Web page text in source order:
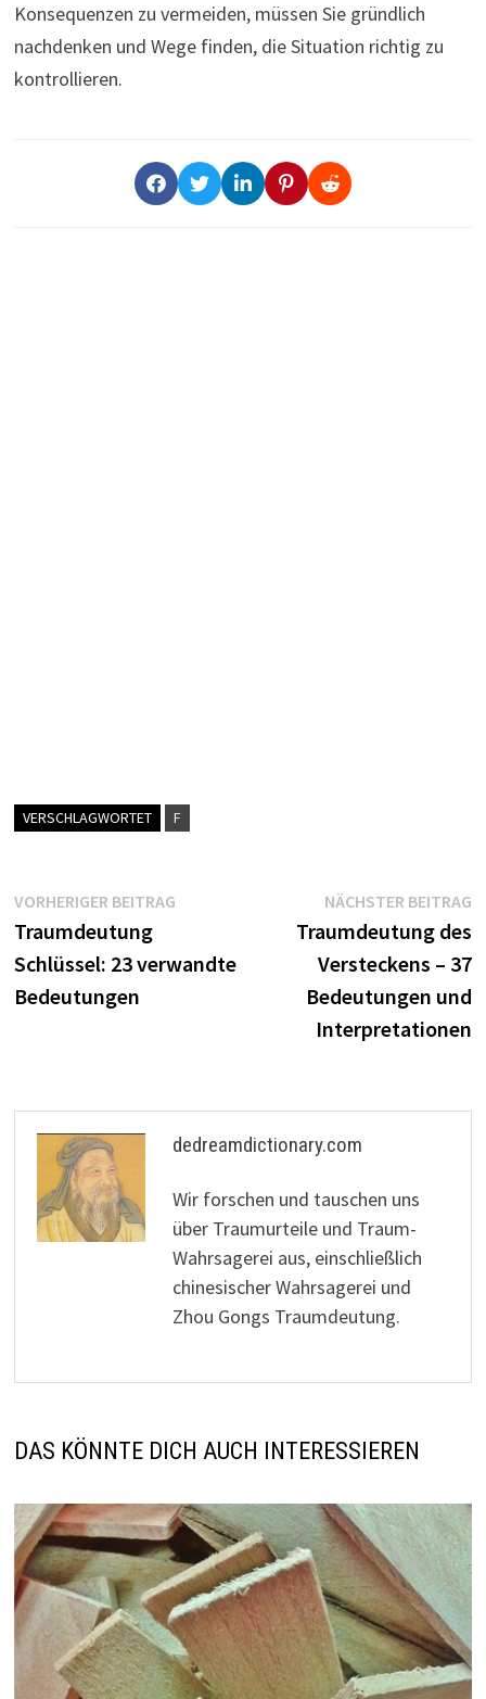
Konsequenzen zu vermeiden, müssen Sie gründlich
nachdenken und Wege finden, die Situation richtig zu
kontrollieren.
VERSCHLAGWORTET F
Beitragsnavigation
VORHERIGER BEITRAGVorheriger
Traumdeutung
Schlüssel: 23 verwandte
Bedeutungen
NÄCHSTER BEITRAG
Traumdeutung des
Versteckens – 37
Bedeutungen und
Interpretationen
dedreamdictionary.com
Wir forschen und tauschen uns
über Traumurteile und Traum-
Wahrsagerei aus, einschließlich
chinesischer Wahrsagerei und
Zhou Gongs Traumdeutung.
DAS KÖNNTE DICH AUCH INTERESSIEREN